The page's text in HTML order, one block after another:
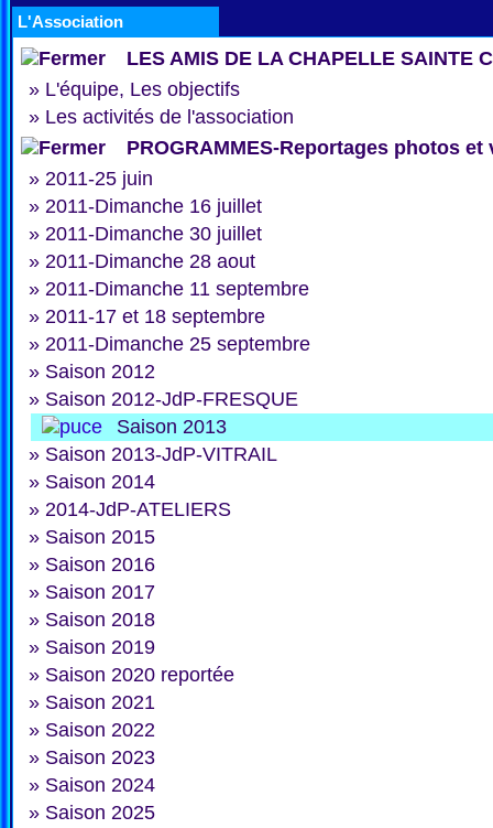
L'Association
LES AMIS DE LA CHAPELLE SAINTE
» L'équipe, Les objectifs
» Les activités de l'association
PROGRAMMES-Reportages photos et
» 2011-25 juin
» 2011-Dimanche 16 juillet
» 2011-Dimanche 30 juillet
» 2011-Dimanche 28 aout
» 2011-Dimanche 11 septembre
» 2011-17 et 18 septembre
» 2011-Dimanche 25 septembre
» Saison 2012
» Saison 2012-JdP-FRESQUE
Saison 2013
» Saison 2013-JdP-VITRAIL
» Saison 2014
» 2014-JdP-ATELIERS
» Saison 2015
» Saison 2016
» Saison 2017
» Saison 2018
» Saison 2019
» Saison 2020 reportée
» Saison 2021
» Saison 2022
» Saison 2023
» Saison 2024
» Saison 2025